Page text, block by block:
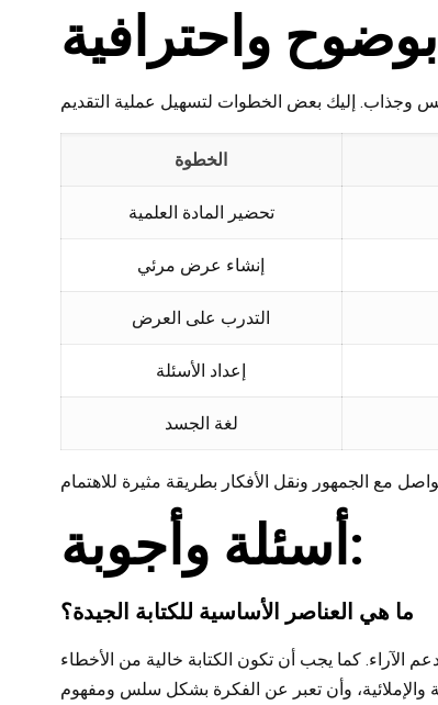
واحترافية
الخطوة
تحضير المادة العلمية
إنشاء عرض مرئي
التدرب على العرض
إعداد الأسئلة
لغة الجسد
أسئلة وأجوبة:
ما هي العناصر الأساسية للكتابة الجيدة؟
الآراء. كما يجب أن تكون الكتابة خالية من الأخطاء